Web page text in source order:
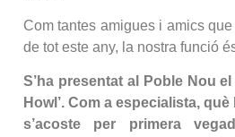
Com tantes amigues i amics
de tot este any, la nostra funció
S’ha presentat al Poble Nou
Howl’. Com a especialista,
s’acoste per primera